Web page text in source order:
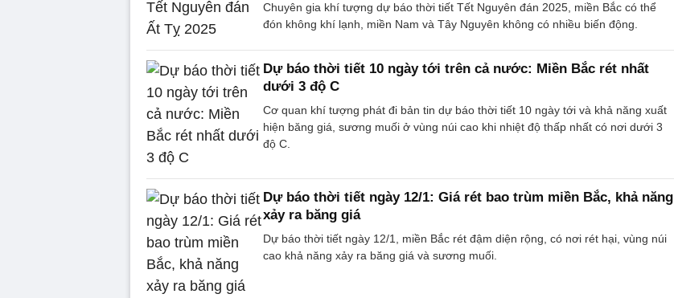
Chuyên gia khí tượng dự báo thời tiết Tết Nguyên đán 2025, miền Bắc có thể
đón không khí lạnh, miền Nam và Tây Nguyên không có nhiều biến động.
Dự báo thời tiết 10 ngày tới trên cả nước: Miền Bắc rét nhất
dưới 3 độ C
Cơ quan khí tượng phát đi bản tin dự báo thời tiết 10 ngày tới và khả năng xuất
hiện băng giá, sương muối ở vùng núi cao khi nhiệt độ thấp nhất có nơi dưới 3
độ C.
Dự báo thời tiết ngày 12/1: Giá rét bao trùm miền Bắc, khả năng
xảy ra băng giá
Dự báo thời tiết ngày 12/1, miền Bắc rét đậm diện rộng, có nơi rét hại, vùng núi
cao khả năng xảy ra băng giá và sương muối.